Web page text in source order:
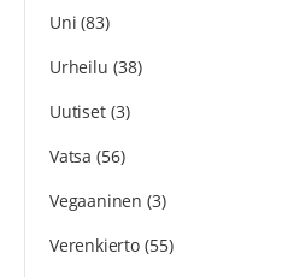
Uni (83)
Urheilu (38)
Uutiset(3)
Vatsa (56)
Vegaaninen (3)
Verenkierto(55)